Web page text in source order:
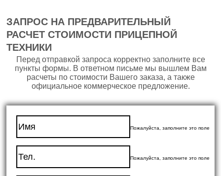
ЗАПРОС НА ПРЕДВАРИТЕЛЬНЫЙ
РАСЧЕТ СТОИМОСТИ ПРИЦЕПНОЙ
ТЕХНИКИ
Перед отправкой запроса корректно заполните все
пункты формы. В ответном письме мы вышлем Вам
расчеты по стоимости Вашего заказа, а также
официальное коммерческое предложение.
Пожалуйста, заполните это поле
Пожалуйста, заполните это поле